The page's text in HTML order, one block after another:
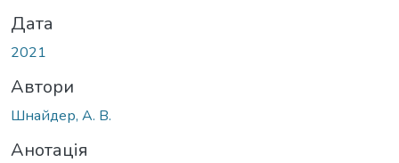
Дата
2021
Автори
Шнайдер, А. В.
Анотація